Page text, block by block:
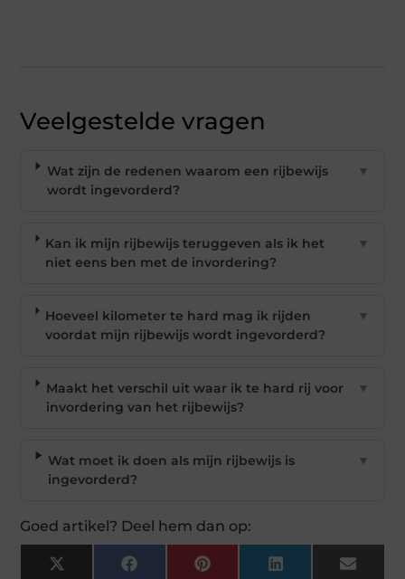
Veelgestelde vragen
Wat zijn de redenen waarom een rijbewijs
wordt ingevorderd?
▼
Kan ik mijn rijbewijs teruggeven als ik het
niet eens ben met de invordering?
▼
Hoeveel kilometer te hard mag ik rijden
voordat mijn rijbewijs wordt ingevorderd?
▼
Maakt het verschil uit waar ik te hard rij voor
invordering van het rijbewijs?
▼
Wat moet ik doen als mijn rijbewijs is
ingevorderd?
▼
Goed artikel? Deel hem dan op:
X Facebook Pinterest LinkedIn Email